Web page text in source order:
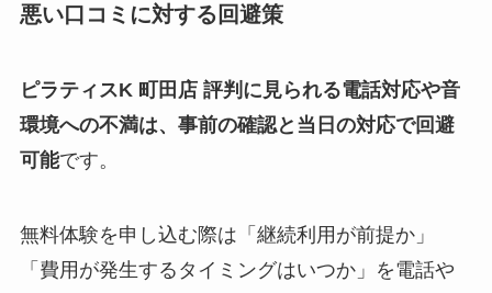
悪い口コミに対する回避策
ピラティスK 町田店 評判に見られる電話対応や音
環境への不満は、事前の確認と当日の対応で回避
可能です。
無料体験を申し込む際は「継続利用が前提か」
「費用が発生するタイミングはいつか」を電話や